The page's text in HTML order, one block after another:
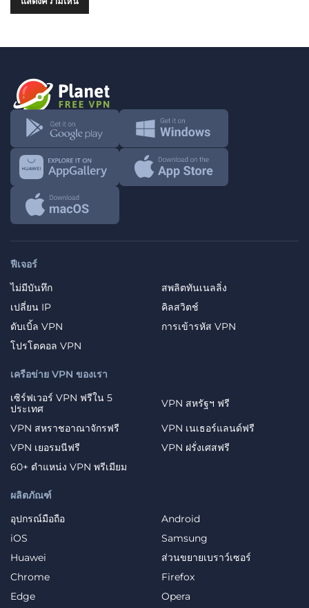
ฟีเจอร์
ไม่มีบันทึก
สพลิตทันเนลลิ่ง
เปลี่ยน IP
คิลสวิตช์
ดับเบิ้ล VPN
การเข้ารหัส VPN
โปรโตคอล VPN
ผลิตภัณฑ์
อุปกรณ์มือถือ
Android
iOS
Samsung
Huawei
ส่วนขยายเบราว์เซอร์
Chrome
Firefox
Edge
Opera
เครือข่าย VPN ของเรา
เซิร์ฟเวอร์ VPN ฟรีใน 5
ประเทศ
VPN สหรัฐฯ ฟรี
VPN สหราชอาณาจักรฟรี
VPN เนเธอร์แลนด์ฟรี
VPN เยอรมนีฟรี
VPN ฝรั่งเศสฟรี
60+ ตำแหน่ง VPN พรีเมียม